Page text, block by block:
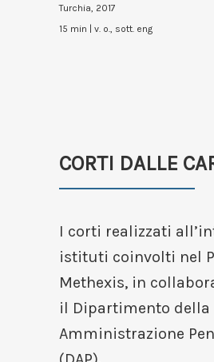
Turchia, 2017
15 min | v. o., sott. eng
CORTI DALLE
I corti realizzati
istituti coinvolti nel
Methexis, in
il Dipartimento della
Amministrazione